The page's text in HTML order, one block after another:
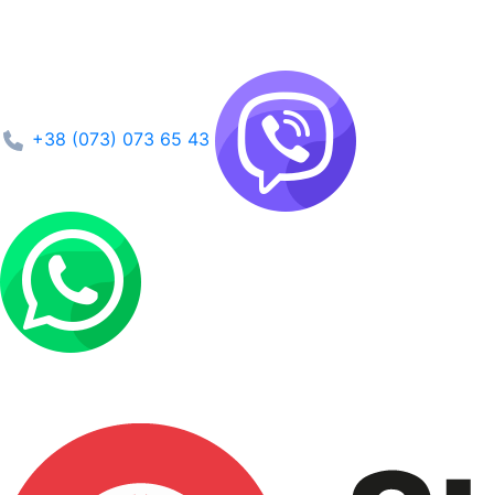
+38 (073) 073 65 43